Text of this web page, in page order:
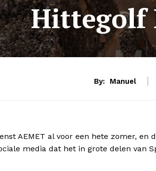
Hittegolf
By: Manuel
AEMET al voor een hete zomer, en
media dat het in grote delen van